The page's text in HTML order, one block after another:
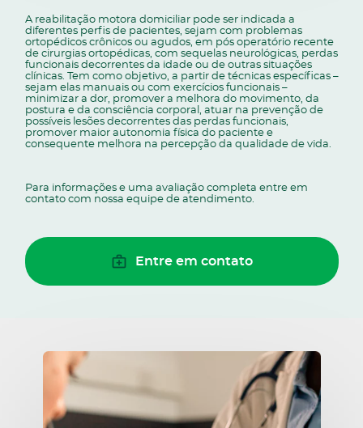
A reabilitação motora domiciliar pode ser indicada a
diferentes perfis de pacientes, sejam com problemas
ortopédicos crônicos ou agudos, em pós operatório recente
de cirurgias ortopédicas, com sequelas neurológicas, perdas
funcionais decorrentes da idade ou de outras situações
clínicas. Tem como objetivo, a partir de técnicas específicas –
sejam elas manuais ou com exercícios funcionais –
minimizar a dor, promover a melhora do movimento, da
postura e da consciência corporal, atuar na prevenção de
possíveis lesões decorrentes das perdas funcionais,
promover maior autonomia física do paciente e
consequente melhora na percepção da qualidade de vida.
Para informações e uma avaliação completa entre em
contato com nossa equipe de atendimento.
Entre em contato